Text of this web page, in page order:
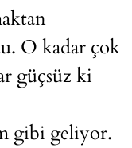
O kadar çok
güçsüz ki
gibi geliyor.